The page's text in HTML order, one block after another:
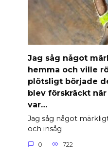
Jag såg något
hemma och ville
plötsligt började
blev förskräckt
var…
Jag såg något
och insåg
0 722